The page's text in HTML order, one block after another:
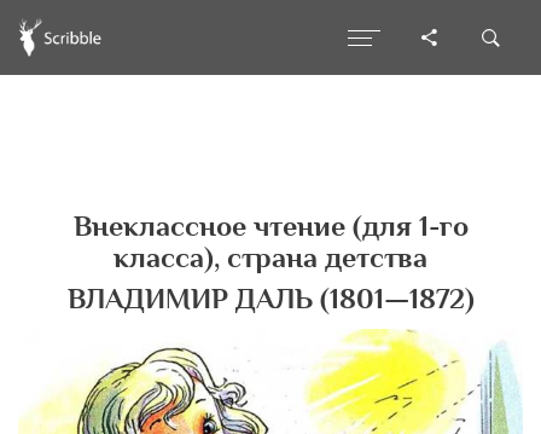
Внеклассное чтение (для 1-го
класса), cтрана детства
ВЛАДИМИР ДАЛЬ (1801—1872)